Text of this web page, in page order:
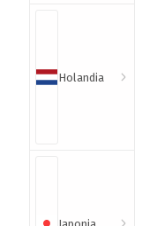
Holandia
Japonia